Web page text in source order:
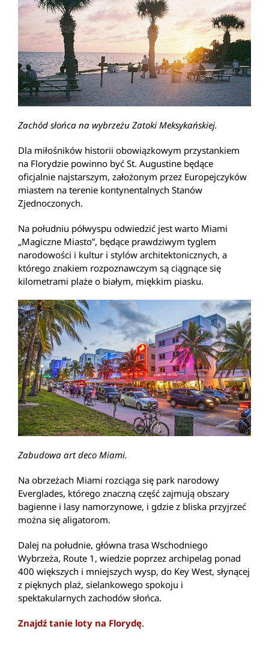
Zachód słońca na wybrzeżu Zatoki Meksykańskiej.
Dla miłośników historii obowiązkowym przystankiem
na Florydzie powinno być St. Augustine będące
oficjalnie najstarszym, założonym przez Europejczyków
miastem na terenie kontynentalnych Stanów
Zjednoczonych.
Na południu półwyspu odwiedzić jest warto Miami
„Magiczne Miasto”, będące prawdziwym tyglem
narodowości i kultur i stylów architektonicznych, a
którego znakiem rozpoznawczym są ciągnące się
kilometrami plaże o białym, miękkim piasku.
Zabudowa art deco Miami.
Na obrzeżach Miami rozciąga się park narodowy
Everglades, którego znaczną część zajmują obszary
bagienne i lasy namorzynowe, i gdzie z bliska przyjrzeć
można się aligatorom.
Dalej na południe, główna trasa Wschodniego
Wybrzeża, Route 1, wiedzie poprzez archipelag ponad
400 większych i mniejszych wysp, do Key West, słynącej
z pięknych plaż, sielankowego spokoju i
spektakularnych zachodów słońca.
Znajdź tanie loty na Florydę.